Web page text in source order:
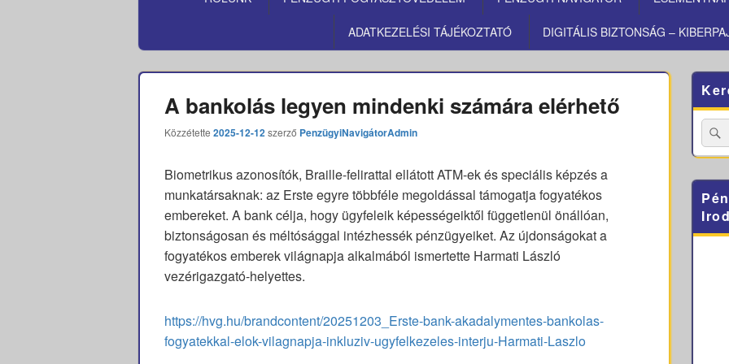
ADATKEZELÉSI TÁJÉKOZTATÓ DIGITÁLIS BIZTONSÁG –
A bankolás legyen mindenki számára elérhető
Közzétette 2025-12-12szerző PenzügyiNavigátorAdmin
Biometrikus azonosítók, Braille-felirattal ellátott ATM-ek és speciális képzés a
munkatársaknak: az Erste egyre többféle megoldással támogatja fogyatékos
embereket. A bank célja, hogy ügyfeleik képességeiktől függetlenül önállóan,
biztonságosan és méltósággal intézhessék pénzügyeiket. Az újdonságokat a
fogyatékos emberek világnapja alkalmából ismertette Harmati László
vezérigazgató-helyettes.
https://hvg.hu/brandcontent/20251203_Erste-bank-akadalymentes-bankolas-
fogyatekkal-elok-vilagnapja-inkluziv-ugyfelkezeles-interju-Harmati-Laszlo
Sidebar
Widget
Area
for: